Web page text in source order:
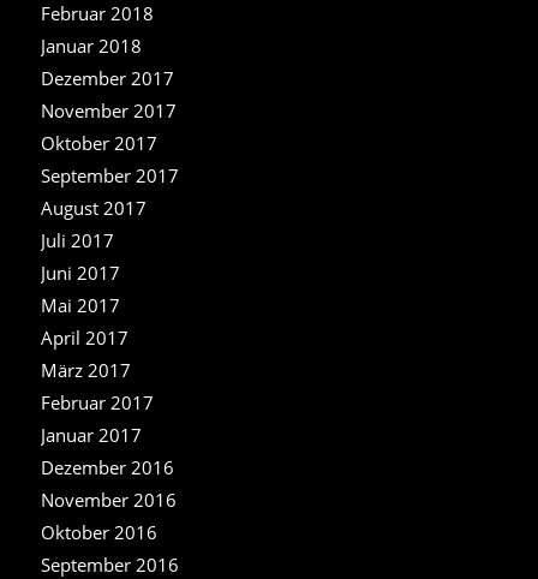
Februar 2018
Januar 2018
Dezember 2017
November 2017
Oktober 2017
September 2017
August 2017
Juli 2017
Juni 2017
Mai 2017
April 2017
März 2017
Februar 2017
Januar 2017
Dezember 2016
November 2016
Oktober 2016
September 2016